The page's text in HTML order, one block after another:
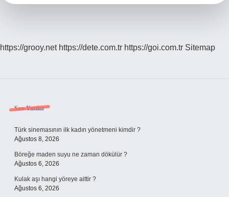
https://grooy.net https://dete.com.tr https://goi.com.tr Sitemap
Sidebar
Son Yazılar
Türk sinemasının ilk kadın yönetmeni kimdir ?
Ağustos 8, 2026
Böreğe maden suyu ne zaman dökülür ?
Ağustos 6, 2026
Kulak aşı hangi yöreye aittir ?
Ağustos 6, 2026